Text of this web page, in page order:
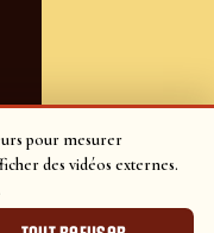
pour mesurer
des vidéos externes.